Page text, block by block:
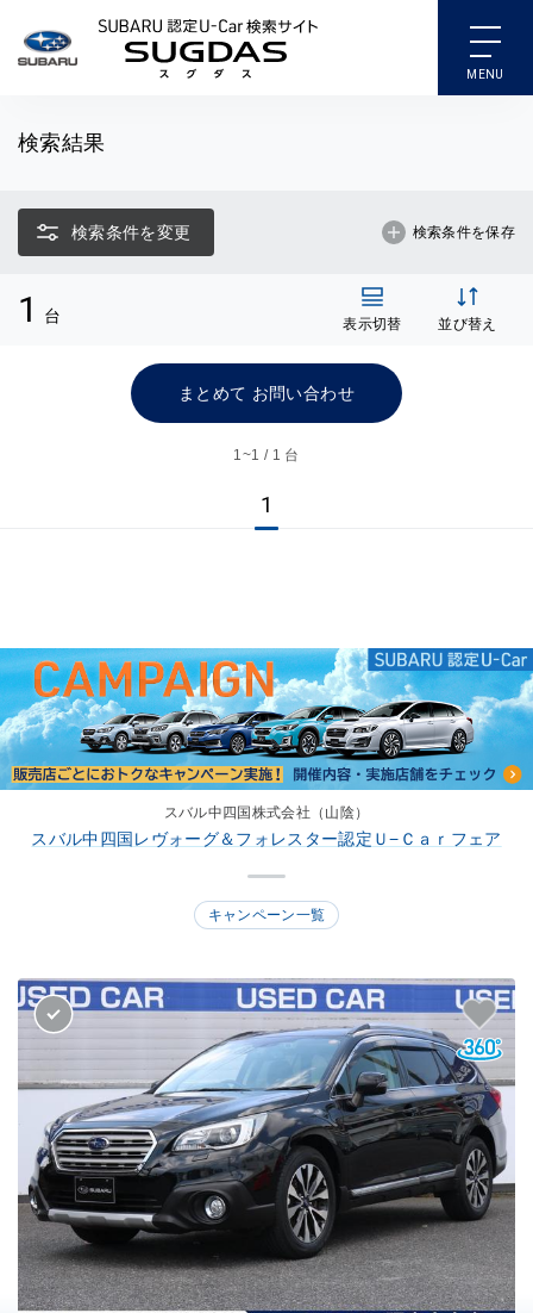
SUBARU 認定U-Car検索
検索結果
検索条件を変更 検索条件を保存
1 台 表示切替 並び替え
まとめて お問い合わせ
1~1 / 1 台
1
スバル中四国株式会社（山陰）
スバル中四国レヴォーグ＆フォレスター認定Ｕ−Ｃａｒフェア
キャンペーン一覧